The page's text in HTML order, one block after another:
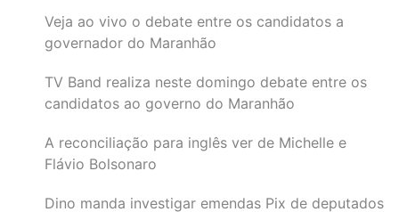
Veja ao vivo o debate entre os candidatos a
governador do Maranhão
TV Band realiza neste domingo debate entre os
candidatos ao governo do Maranhão
A reconciliação para inglês ver de Michelle e
Flávio Bolsonaro
Dino manda investigar emendas Pix de deputados